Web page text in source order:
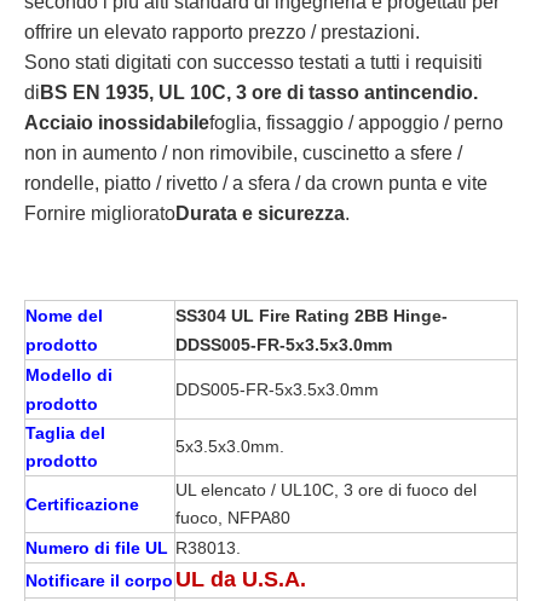
offrire un elevato rapporto prezzo / prestazioni.
Sono stati digitati con successo testati a tutti i requisiti
di BS EN 1935, UL 10C, 3 ore di tasso antincendio.
Acciaio inossidabilefoglia, fissaggio / appoggio / perno
non in aumento / non rimovibile, cuscinetto a sfere /
rondelle, piatto / rivetto / a sfera / da crown punta e vite
Fornire miglioratoDurata e sicurezza.
Nome del
prodotto
SS304 UL Fire Rating 2BB Hinge-
DDSS005-FR-5x3.5x3.0mm
Modello di
prodotto
DDS005-FR-5x3.5x3.0mm
Taglia del
prodotto
5x3.5x3.0mm.
Certificazione
UL elencato / UL10C, 3 ore di fuoco del
fuoco, NFPA80
Numero di file UL R38013.
Notificare il corpo UL da U.S.A.